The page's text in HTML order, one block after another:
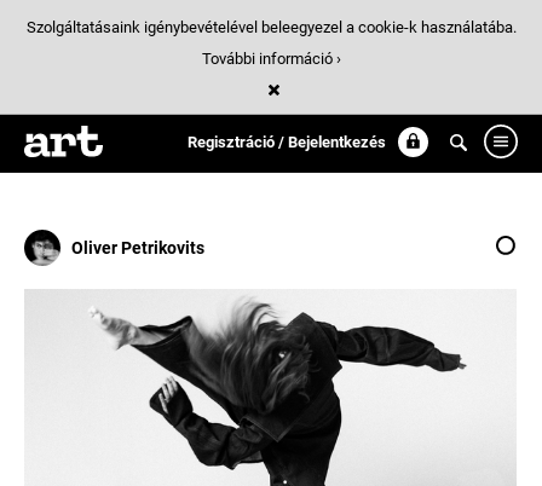
Regisztráció / Bejelentkezés
Találatok/ 37:
Divatfotó
Oliver Petrikovits
Szolgáltatásaink igénybevételével beleegyezel a cookie-k használatába.
További információ ›